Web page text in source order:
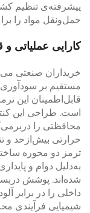
پیشرفته‌ی تنظیم
حمل‌ونقل مواد را
کارایی عملیاتی و
خریداران صنعتی
مستقیم بر سودآوری
قابل‌اطمینان این
است. طراحی این
محافظتی را
حرارتی بیش‌ازحد و
ترمز دو محوره
به‌دلیل دوام و
شده‌اند. پوشش
داخلی را در برابر
شیمیایی فرآیندی